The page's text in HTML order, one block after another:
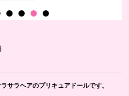
サラヘアのプリキュアドールです。